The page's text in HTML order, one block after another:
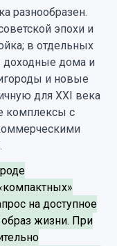
разнообразен.
эпохи и
в отдельных
доходные дома и
и новые
для XXI века
комплексы с
на доступное
жизни. При